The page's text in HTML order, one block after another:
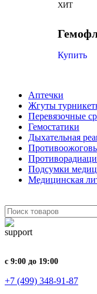
ХИТ
Купить
Аптечки
Жгуты
Перевязочные
Гемостатики
Дыхательная
Подсумки
Медицинская
с 9:00 до 19:00
+7 (499) 348-91-87